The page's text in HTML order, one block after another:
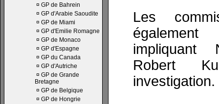
¤ GP de Bahrein
¤ GP d'Arabie Saoudite
¤ GP de Miami
¤ GP d'Emilie Romagne
¤ GP de Monaco
¤ GP d'Espagne
¤ GP du Canada
¤ GP d'Autriche
¤ GP de Grande
Bretagne
¤ GP de Belgique
¤ GP de Hongrie
Les
Robert
investigation.